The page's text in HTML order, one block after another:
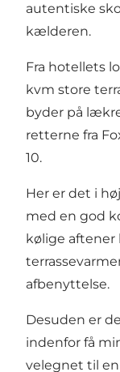
autentiske
kælderen.
Fra hotellets
kvm store
byder på
retterne fra
10.
Her er det i
med en god
kølige aftener
afbenyttelse.
Desuden er
indenfor få
velegnet til